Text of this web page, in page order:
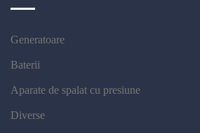
Generatoare
Baterii
Aparate de spalat cu presiune
Diverse